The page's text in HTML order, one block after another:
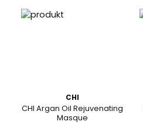
CHI
CHI Argan Oil Rejuvenating
Masque